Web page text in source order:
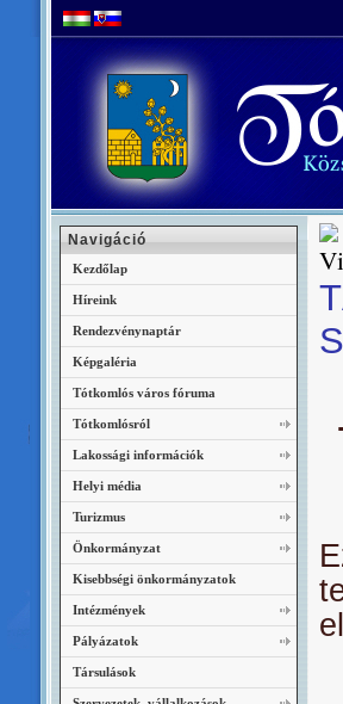
Navigáció
Kezdőlap
Híreink
Rendezvénynaptár
Képgaléria
Tótkomlós város fóruma
Tótkomlósról
Lakossági információk
Helyi média
Turizmus
Önkormányzat
Kisebbségi önkormányzatok
Intézmények
Pályázatok
Társulások